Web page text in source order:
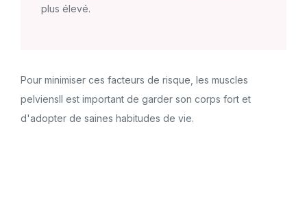
plus élevé.
Pour minimiser ces facteurs de risque, les muscles
pelviensIl est important de garder son corps fort et
d'adopter de saines habitudes de vie.